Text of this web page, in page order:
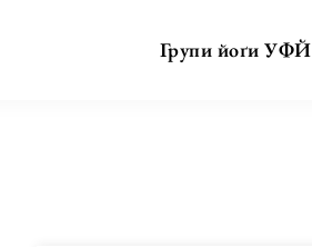
Групи йоґи УФЙ